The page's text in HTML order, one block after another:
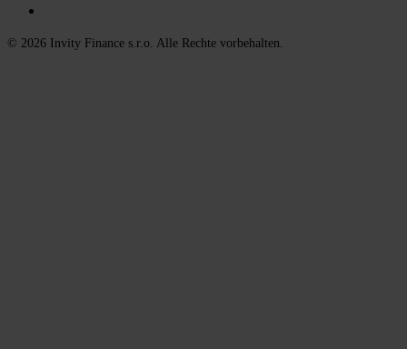
© 2026 Invity Finance s.r.o. Alle Rechte vorbehalten.